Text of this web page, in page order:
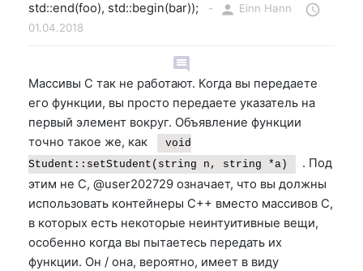
std::end(foo), std::begin(bar));
- person Einn Hann schedule
01.04.2018
comment
Массивы C так не работают. Когда вы передаете
его функции, вы просто передаете указатель на
первый элемент вокруг. Объявление функции
точно такое же, как
void
Student::setStudent(string n, string *a)
. Под
этим не C, @user202729 означает, что вы должны
использовать контейнеры C++ вместо массивов C,
в которых есть некоторые неинтуитивные вещи,
особенно когда вы пытаетесь передать их
функции. Он / она, вероятно, имеет в виду